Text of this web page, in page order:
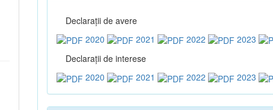
Declaraţii de avere
2020
2021 2022 2023
Declaraţii de interese
2020
2021 2022 2023